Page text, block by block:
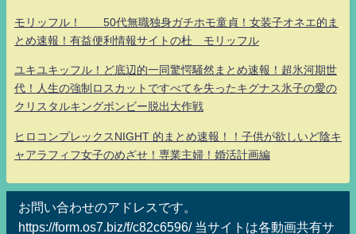
モリッフル！ 50代無職独身ガチホモ童貞！女装子オネエ的ま
とめ速報！有益便利情報サイトの杜 モリッフル
ユキユキッフル！ど底辺的一同驚愕騒然まとめ速報！超氷河期世
代！人生の強制ロスカットですべてを失ったキグナス氷子の愛の
クリスタルキングボンビー脱出大作戦
ヒロコンプレックスNIGHT 的まとめ速報！！子供が欲しいど陰キ
ャアラフィフ女子のめざせ！専業主婦！婚活計画編
お問い合わせのアドレスです。
https://form.os7.biz/f/c82c6596/ 当サイトは各動画共有サ